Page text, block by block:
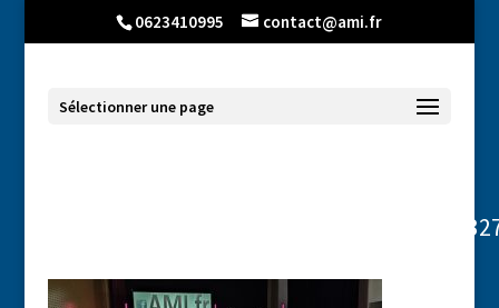
0623410995 contact@ami.fr
Sélectionner une page